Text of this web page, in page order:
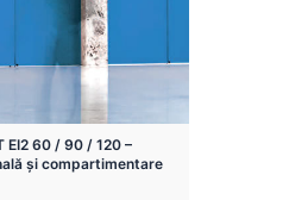
EI2 60 / 90 / 120 –
și compartimentare